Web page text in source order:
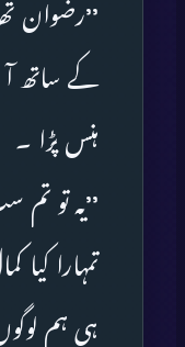
’’رضوان
کے ساتھ آ
ہنس پڑا ۔
’’یہ تو
تمہارا کیا
ہی ہم